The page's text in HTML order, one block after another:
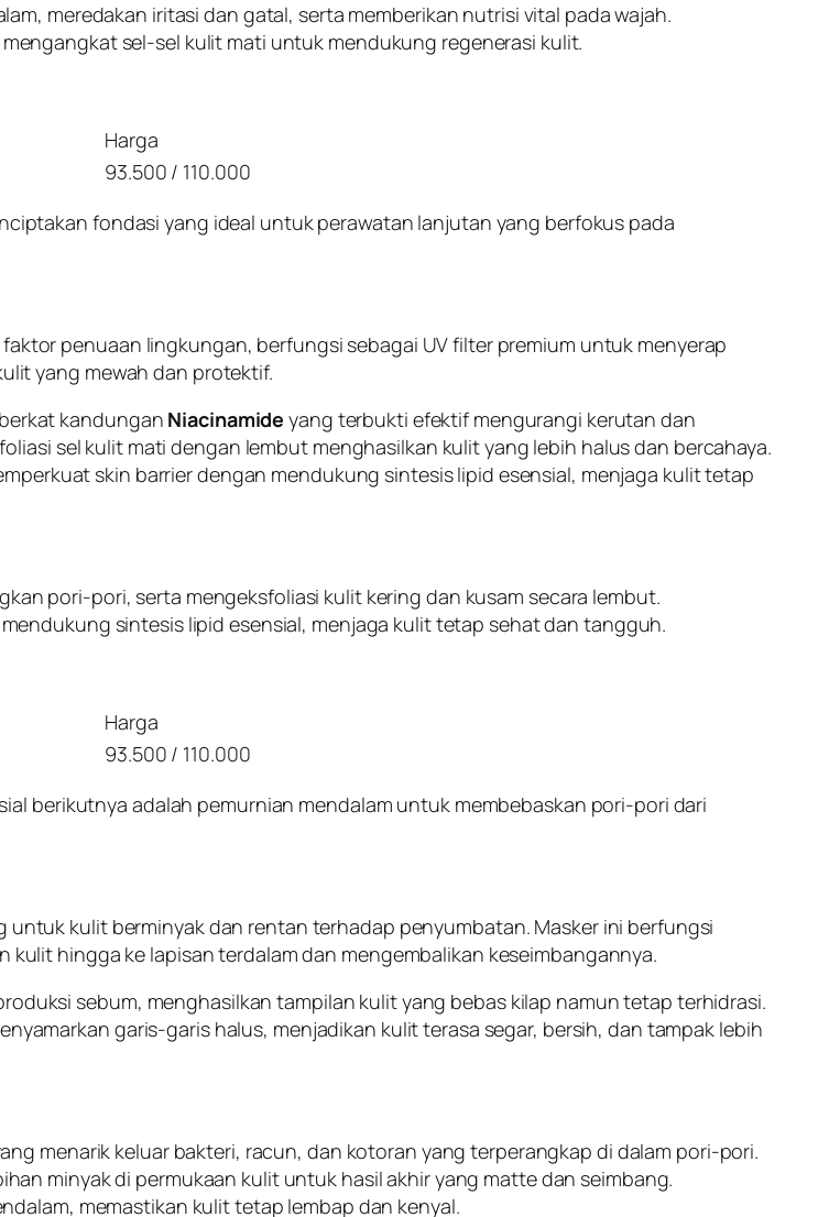
meredakan iritasi dan gatal, serta memberikan nutrisi vital pada wajah.
sel-sel kulit mati untuk mendukung regenerasi kulit.
Harga
93.500 / 110.000
fondasi yang ideal untuk perawatan lanjutan yang berfokus pada
faktor penuaan lingkungan, berfungsi sebagai UV filter premium untuk menyerap
yang mewah dan protektif.
kandungan Niacinamide yang terbukti efektif mengurangi kerutan dan
sel kulit mati dengan lembut menghasilkan kulit yang lebih halus dan bercahaya.
skin barrierdengan mendukung sintesis lipid esensial, menjaga kulit tetap
pori-pori, serta mengeksfoliasi kulit kering dan kusam secara lembut.
sintesis lipid esensial, menjaga kulit tetap sehat dan tangguh.
Harga
93.500 / 110.000
berikutnya adalah pemurnian mendalam untuk membebaskan pori-pori dari
untuk kulit berminyak dan rentan terhadap penyumbatan. Masker ini berfungsi
hingga ke lapisan terdalam dan mengembalikan keseimbangannya.
sebum, menghasilkan tampilan kulit yang bebas kilap namun tetap terhidrasi.
garis-garis halus, menjadikan kulit terasa segar, bersih, dan tampak lebih
menarik keluar bakteri, racun, dan kotoran yang terperangkap di dalam pori-pori.
minyak di permukaan kulit untuk hasil akhir yang matte dan seimbang.
memastikan kulit tetap lembap dan kenyal.